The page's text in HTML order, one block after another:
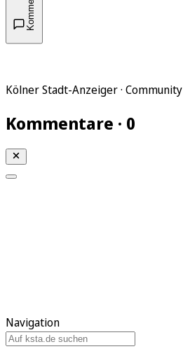
Kölner Stadt-Anzeiger · Community
Kommentare · 0
Navigation